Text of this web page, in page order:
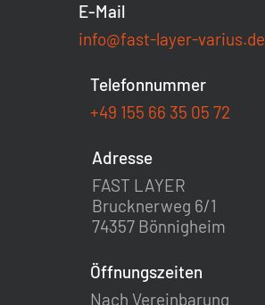
E-Mail
info@fast-layer-varius.de
Telefonnummer
+49 155 66 35 05 72
Adresse
FAST LAYER
Brucknerweg 6/1
74357 Bönnigheim
Öffnungszeiten
Nach Vereinbarung